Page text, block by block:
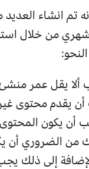
تم انشاء العديد
من خلال
عمر منشئ المحتوى عن 18
أن يقدم محتوى
أن يكون
أن يكون لديه 10 آلاف